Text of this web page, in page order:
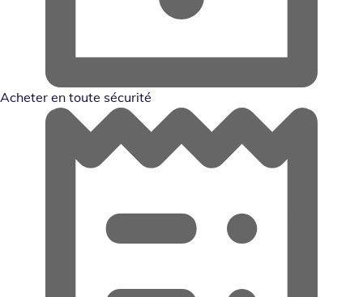
Acheter en toute sécurité